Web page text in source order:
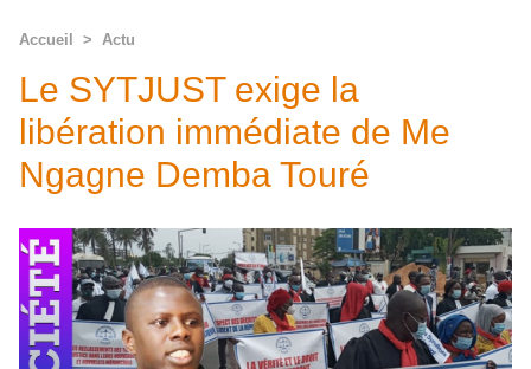
Accueil > Actu
Le SYTJUST exige la
libération immédiate de Me
Ngagne Demba Touré